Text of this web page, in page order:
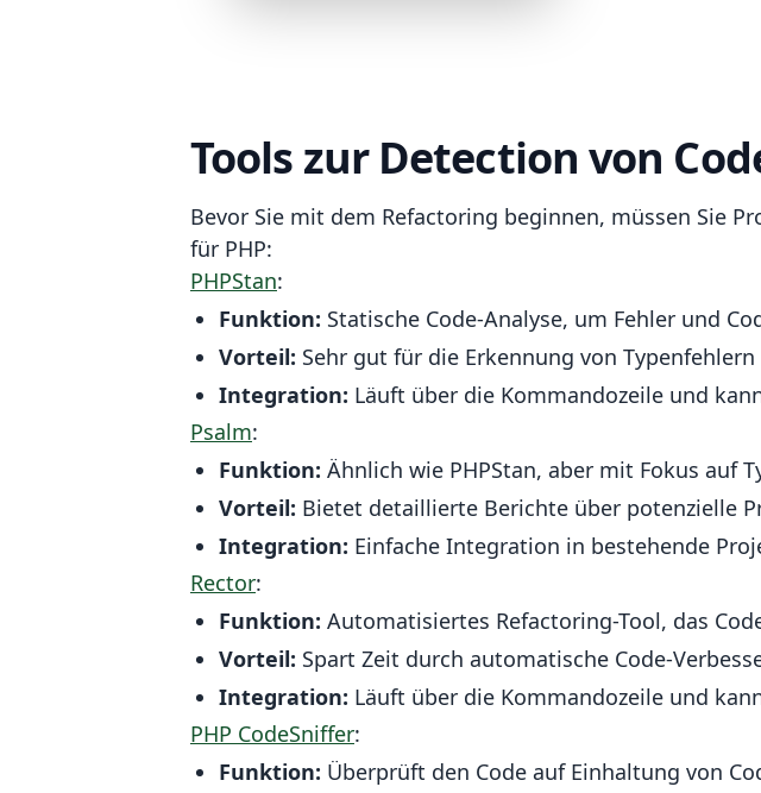
Tools zur Detection von
Bevor Sie mit dem Refactoring beginnen, müssen Sie
für PHP:
PHPStan:
Funktion: Statische Code-Analyse, um Fehler und
Vorteil: Sehr gut für die Erkennung von
Integration: Läuft über die Kommandozeile und
Psalm:
Funktion: Ähnlich wie PHPStan, aber mit Fokus auf
Vorteil: Bietet detaillierte Berichte über potenzielle
Integration: Einfache Integration in bestehende
Rector:
Funktion: Automatisiertes Refactoring-Tool, das
Vorteil: Spart Zeit durch automatische Code-
Integration: Läuft über die Kommandozeile und
PHP CodeSniffer:
Funktion: Überprüft den Code auf Einhaltung von